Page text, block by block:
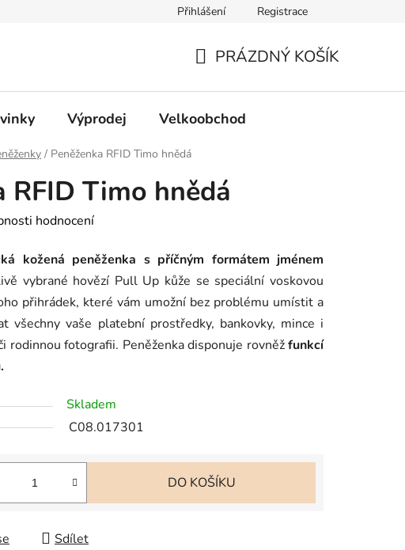
Přihlášení Registrace
KOŠÍK
PRÁZDNÝ KOŠÍK
Výprodej Velkoobchod
/ Peněženka RFID Timo hnědá
RFID Timo hnědá
hodnocení
kožená peněženka s příčným formátem jménem
vybrané hovězí Pull Up kůže se speciální voskovou
přihrádek, které vám umožní bez problému umístit a
všechny vaše platební prostředky, bankovky, mince i
rodinnou fotografii. Peněženka disponuje rovněžfunkcí
Skladem
C08.017301
DO KOŠÍKU
Sdílet